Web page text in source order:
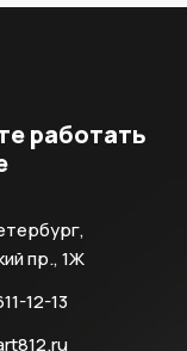
работать
пр., 1Ж
12-13